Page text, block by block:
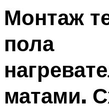
Меню
Монтаж
пола
матами.